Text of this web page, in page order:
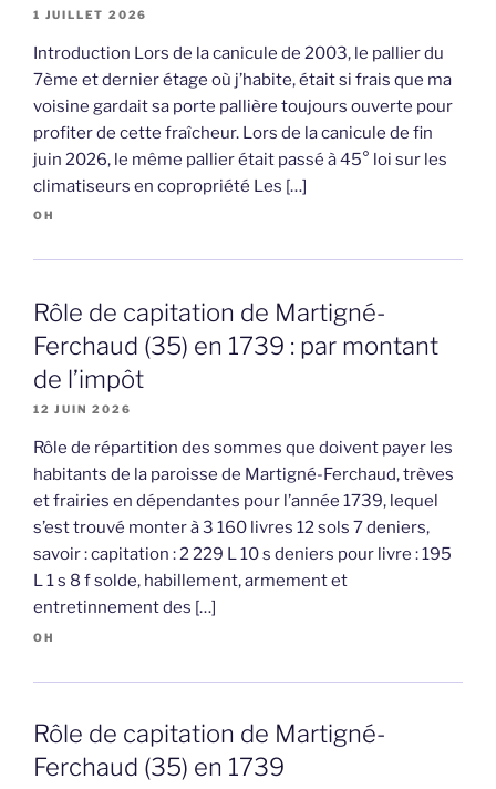
1 JUILLET 2026
Introduction Lors de la canicule de 2003, le pallier du
7ème et dernier étage où j’habite, était si frais que ma
voisine gardait sa porte pallière toujours ouverte pour
profiter de cette fraîcheur. Lors de la canicule de fin
juin 2026, le même pallier était passé à 45° loi sur les
climatiseurs en copropriété Les […]
OH
Rôle de capitation de Martigné-
Ferchaud (35) en 1739 : par montant
de l’impôt
12 JUIN 2026
Rôle de répartition des sommes que doivent payer les
habitants de la paroisse de Martigné-Ferchaud, trèves
et frairies en dépendantes pour l’année 1739, lequel
s’est trouvé monter à 3 160 livres 12 sols 7 deniers,
savoir : capitation : 2 229 L 10 s deniers pour livre : 195
L 1 s 8 f solde, habillement, armement et
entretinnement des […]
OH
Rôle de capitation de Martigné-
Ferchaud (35) en 1739